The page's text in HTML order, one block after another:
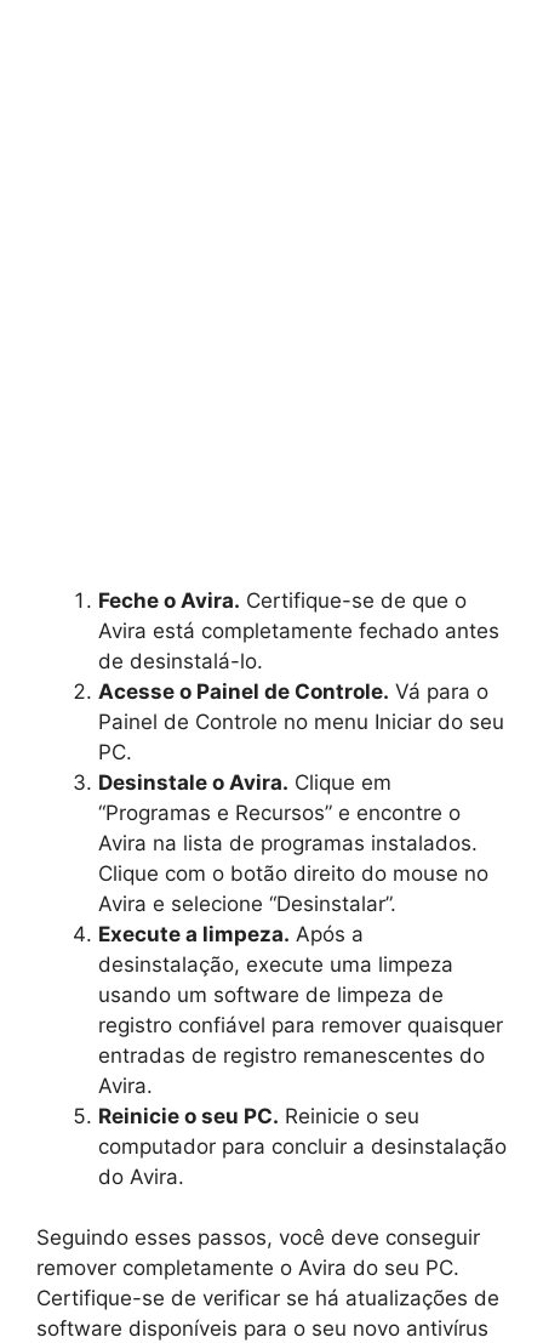
Feche o Avira. Certifique-se de que o
Avira está completamente fechado antes
de desinstalá-lo.
Acesse o Painel de Controle. Vá para o
Painel de Controle no menu Iniciar do seu
PC.
Desinstale o Avira. Clique em
“Programas e Recursos” e encontre o
Avira na lista de programas instalados.
Clique com o botão direito do mouse no
Avira e selecione “Desinstalar”.
Execute a limpeza. Após a
desinstalação, execute uma limpeza
usando um software de limpeza de
registro confiável para remover quaisquer
entradas de registro remanescentes do
Avira.
Reinicie o seu PC. Reinicie o seu
computador para concluir a desinstalação
do Avira.
Seguindo esses passos, você deve conseguir
remover completamente o Avira do seu PC.
Certifique-se de verificar se há atualizações de
software disponíveis para o seu novo antivírus